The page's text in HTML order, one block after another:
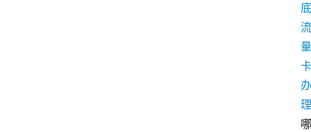
底
流
量
卡
办
理
哪